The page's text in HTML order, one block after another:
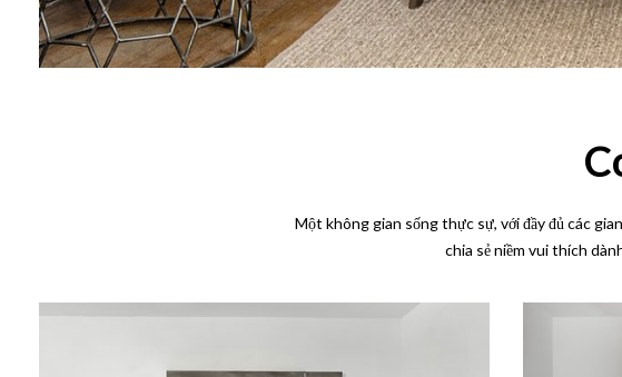
Một không gian sống thực sự, với đầy đủ các
chia sẻ niềm vui thích